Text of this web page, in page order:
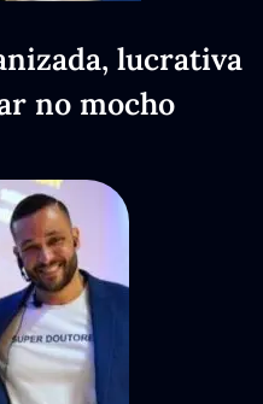
lucrativa
no mocho